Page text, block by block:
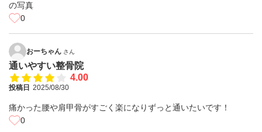
0
おーちゃん さん
通いやすい整骨院
4.00
投稿日 2025/08/30
痛かった腰や肩甲骨がすごく楽になりずっと通いたいです！
0